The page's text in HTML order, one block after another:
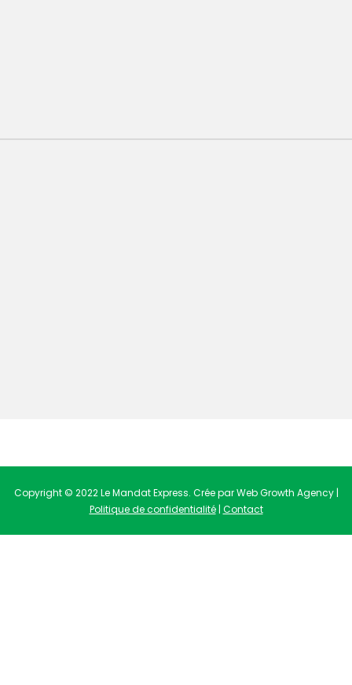
Copyright © 2022 Le Mandat Express. Crée par Web Growth Agency |
Politique de confidentialité| Contact